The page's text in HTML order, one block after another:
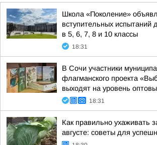
Школа «Поколение»
вступительных испытаний
в 5, 6, 7, 8 и 10 классы
18:31
В Сочи участники
флагманского проекта
выходят на уровень
18:31
Как правильно ухаживать
августе: советы для